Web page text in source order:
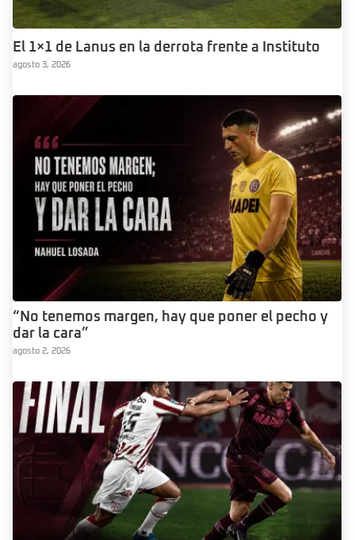
El 1×1 de Lanus en la derrota frente a Instituto
agosto 3, 2026
“No tenemos margen, hay que poner el pecho y
dar la cara”
agosto 2, 2026